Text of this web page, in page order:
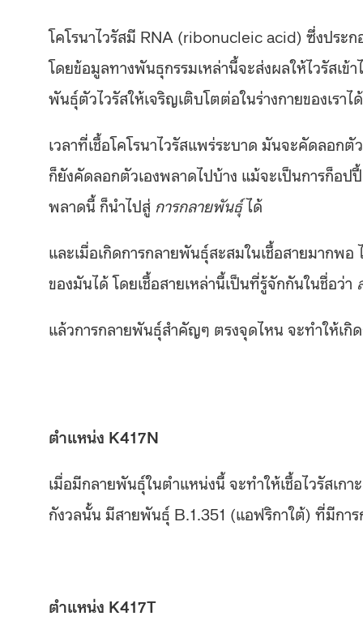
โคโรนาไวรัสมี RNA (ribonucleic acid) ซึ่งประ
โดยข้อมูลทางพันธุกรรมเหล่านี้จะส่งผลให้ไวรัสเข้
พันธุ์ตัวไวรัสให้เจริญเติบโตต่อในร่างกายของเราไ
เวลาที่เชื้อโคโรนาไวรัสแพร่ระบาด มันจะคัดลอกตั
ก็ยังคัดลอกตัวเองพลาดไปบ้าง แม้จะเป็นการก็อ
พลาดนี้ ก็นำไปสู่ การกลายพันธุ์ได้
และเมื่อเกิดการกลายพันธุ์สะสมในเชื้อสายมากพ
ของมันได้ โดยเชื้อสายเหล่านี้เป็นที่รู้จักกันในชื่อว่า
แล้วการกลายพันธุ์สำคัญๆ ตรงจุดไหน จะทำให้เกิ
ตำแหน่ง K417N
เมื่อมีกลายพันธุ์ในตำแหน่งนี้ จะทำให้เชื้อไวรัสเ
กังวลนั้น มีสายพันธุ์ B.1.351 (แอฟริกาใต้) ที่มีกา
ตำแหน่ง K417T